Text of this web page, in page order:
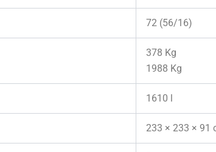
72 (56/16)
378 Kg
1988 Kg
1610 l
233 × 233 × 91